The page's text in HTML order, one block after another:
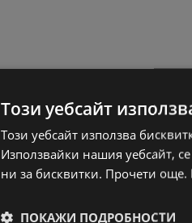
Този уебсайт
Този уебсайт използва
Използвайки нашия уебсайт,
ни за бисквитки. Прочети още.
ПОКАЖИ ПОДРОБНОСТИ